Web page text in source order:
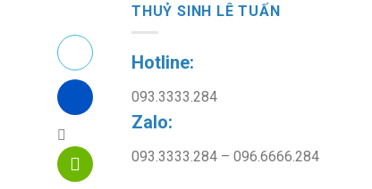
THUỶ SINH LÊ TUẤN
Hotline:
093.3333.284
Zalo:
093.3333.284 – 096.6666.284